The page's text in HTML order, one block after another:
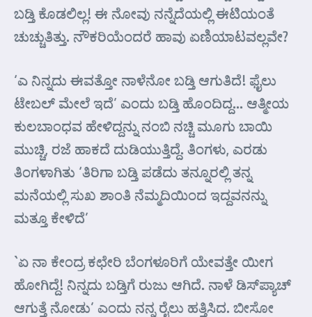
ಬಡ್ತಿ ಕೊಡಲಿಲ್ಲ! ಈ ನೋವು ನನ್ನೆದೆಯಲ್ಲಿ ಈಟಿಯಂತೆ
ಚುಚ್ಚುತಿತ್ತು. ನೌಕರಿಯೆಂದರೆ ಹಾವು ಏಣಿಯಾಟವಲ್ಲವೇ?
‘ಎ ನಿನ್ನದು ಈವತ್ತೋ ನಾಳೆನೋ ಬಡ್ತಿ ಆಗುತಿದೆ! ಫೈಲು
ಟೇಬಲ್ ಮೇಲೆ ಇದೆ’ ಎಂದು ಬಡ್ತಿ ಹೊಂದಿದ್ದ… ಆತ್ಮೀಯ
ಕುಲಬಾಂಧವ ಹೇಳಿದ್ದನ್ನು ನಂಬಿ ನಚ್ಚಿ ಮೂಗು ಬಾಯಿ
ಮುಚ್ಚಿ, ರಜೆ ಹಾಕದೆ ದುಡಿಯುತ್ತಿದ್ದೆ. ತಿಂಗಳು, ಎರಡು
ತಿಂಗಳಾಗಿತು ‘ತಿರಿಗಾ ಬಡ್ತಿ ಪಡೆದು ತನ್ನೂರಲ್ಲಿ ತನ್ನ
ಮನೆಯಲ್ಲಿ ಸುಖ ಶಾಂತಿ ನೆಮ್ಮದಿಯಿಂದ ಇದ್ದವನನ್ನು
ಮತ್ತೂ ಕೇಳಿದೆ’
`ಏ ನಾ ಕೇಂದ್ರ ಕಛೇರಿ ಬೆಂಗಳೂರಿಗೆ ಯೇವತ್ತೇ ಯೀಗ
ಹೋಗಿದ್ದೆ! ನಿನ್ನದು ಬಡ್ತಿಗೆ ರುಜು ಆಗಿದೆ. ನಾಳೆ ಡಿಸ್‌ಪ್ಯಾಚ್
ಆಗುತ್ತೆ ನೋಡು’ ಎಂದು ನನ್ನ ರೈಲು ಹತ್ತಿಸಿದ. ಬೀಸೋ